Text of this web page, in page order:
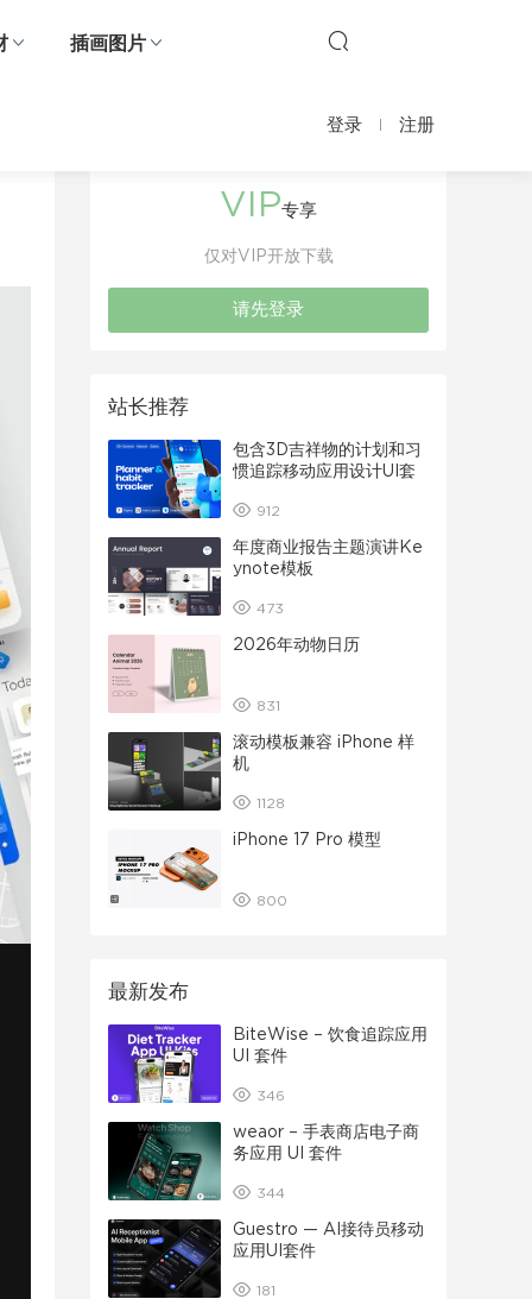
插画图片
登录 注册
VIP专享
仅对VIP开放下载
请先登录
站长推荐
包含3D吉祥物的计划和习
惯追踪移动应用设计UI套
912
年度商业报告主题演讲Ke
ynote模板
473
2026年动物日历
831
滚动模板兼容 iPhone 样
机
1128
iPhone 17 Pro 模型
800
最新发布
BiteWise – 饮食追踪应用
UI 套件
346
weaor – 手表商店电子商
务应用 UI 套件
344
Guestro — AI接待员移动
应用UI套件
181